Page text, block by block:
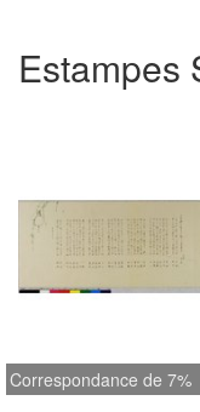
Estampes
Correspondance de 7%